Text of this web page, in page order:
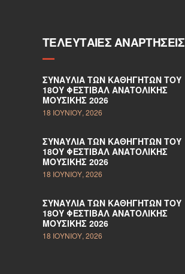
ΤΕΛΕΥΤΑΊΕΣ ΑΝΑΡΤΉΣΕΙΣ
ΣΥΝΑΥΛΊΑ ΤΩΝ ΚΑΘΗΓΗΤΏΝ ΤΟΥ
18ΟΥ ΦΕΣΤΙΒΆΛ ΑΝΑΤΟΛΙΚΉΣ
ΜΟΥΣΙΚΉΣ 2026
18 ΙΟΥΝΊΟΥ, 2026
ΣΥΝΑΥΛΊΑ ΤΩΝ ΚΑΘΗΓΗΤΏΝ ΤΟΥ
18ΟΥ ΦΕΣΤΙΒΆΛ ΑΝΑΤΟΛΙΚΉΣ
ΜΟΥΣΙΚΉΣ 2026
18 ΙΟΥΝΊΟΥ, 2026
ΣΥΝΑΥΛΊΑ ΤΩΝ ΚΑΘΗΓΗΤΏΝ ΤΟΥ
18ΟΥ ΦΕΣΤΙΒΆΛ ΑΝΑΤΟΛΙΚΉΣ
ΜΟΥΣΙΚΉΣ 2026
18 ΙΟΥΝΊΟΥ, 2026